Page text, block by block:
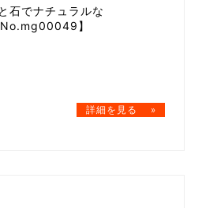
石でナチュラルな
】